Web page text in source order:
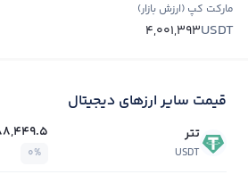
مارکت کپ (ارزش بازار)
USDT
4,001,393
قیمت سایر ارزهای دیجیتال
تتر
USDT
0%